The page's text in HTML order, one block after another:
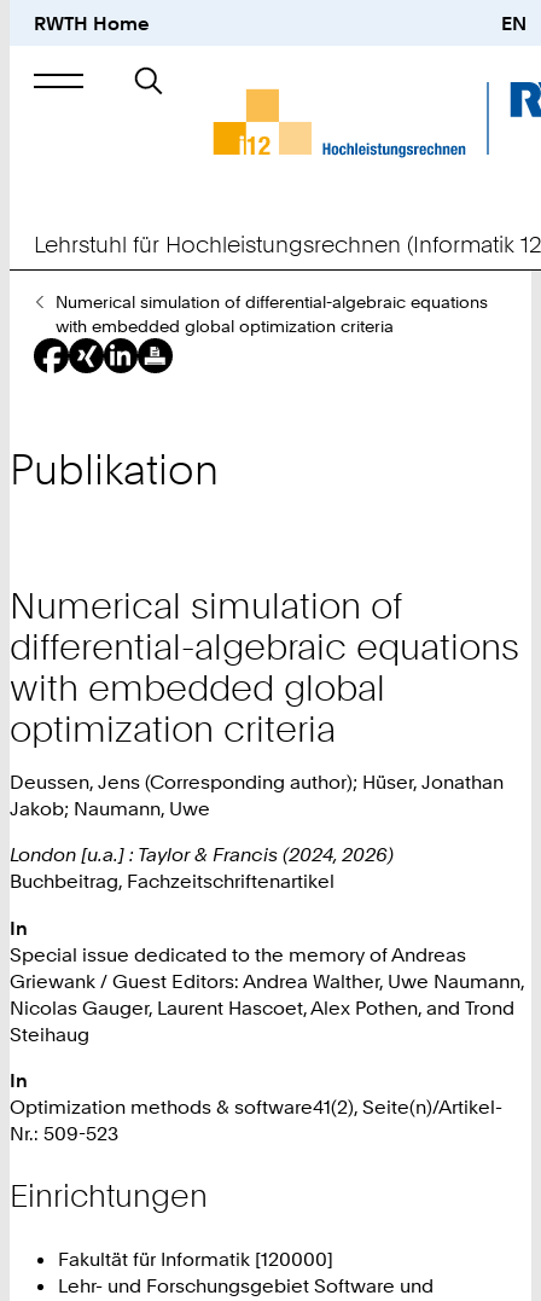
RWTH Home EN
Suche
nach
Lehrstuhl für Hochleistungsrechnen (Informatik
Sie
sind
hier:
Numerical simulation of differential-algebraic equations
with embedded global optimization criteria
Publikation
Numerical simulation of
differential-algebraic equations
with embedded global
optimization criteria
Deussen, Jens (Corresponding author); Hüser, Jonathan
Jakob; Naumann, Uwe
London [u.a.] : Taylor & Francis (2024, 2026)
Buchbeitrag, Fachzeitschriftenartikel
In
Special issue dedicated to the memory of Andreas
Griewank / Guest Editors: Andrea Walther, Uwe Naumann,
Nicolas Gauger, Laurent Hascoet, Alex Pothen, and Trond
Steihaug
In
Optimization methods & software41(2), Seite(n)/Artikel-
Nr.: 509-523
Einrichtungen
Fakultät für Informatik [120000]
Lehr- und Forschungsgebiet Software und